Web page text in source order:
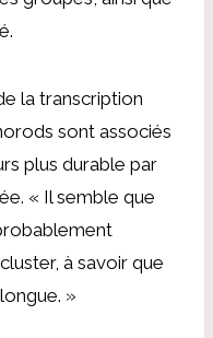
la transcription
sont associés
plus durable par
« Il semble que
à savoir que
»